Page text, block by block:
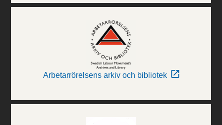
Arbetarrörelsens arkiv och bibliotek